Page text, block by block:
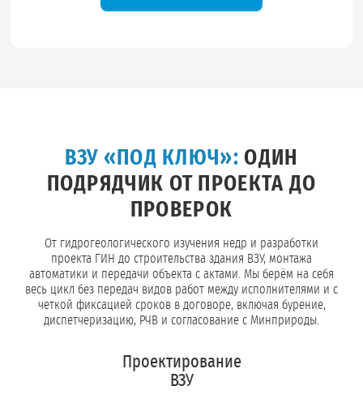
ВЗУ «ПОД КЛЮЧ»: ОДИН
ПОДРЯДЧИК ОТ ПРОЕКТА ДО
ПРОВЕРОК
От гидрогеологического изучения недр и разработки
проекта ГИН до строительства здания ВЗУ, монтажа
автоматики и передачи объекта с актами. Мы берём на себя
весь цикл без передач видов работ между исполнителями и с
четкой фиксацией сроков в договоре, включая бурение,
диспетчеризацию, РЧВ и согласование с Минприроды.
Проектирование
ВЗУ